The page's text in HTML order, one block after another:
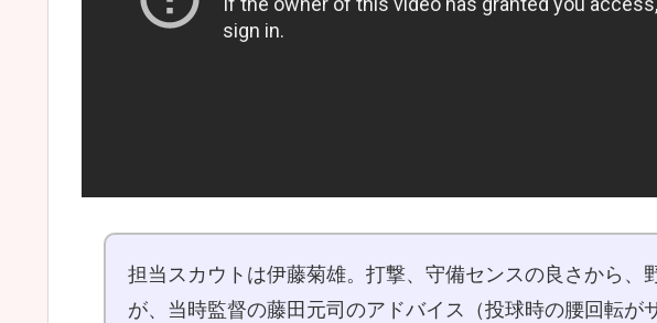
担当スカウトは伊藤菊雄。打撃、守備センスの良さから、
が、当時監督の藤田元司のアドバイス（投球時の腰回転が